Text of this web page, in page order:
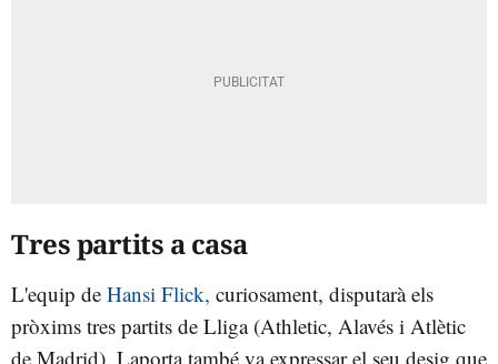
Tres partits a casa
L'equip de Hansi Flick, curiosament, disputarà els
pròxims tres partits de Lliga (Athletic, Alavés i Atlètic
de Madrid). Laporta també va expressar el seu desig que